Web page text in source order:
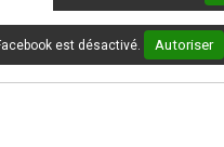
est désactivé. Autoriser